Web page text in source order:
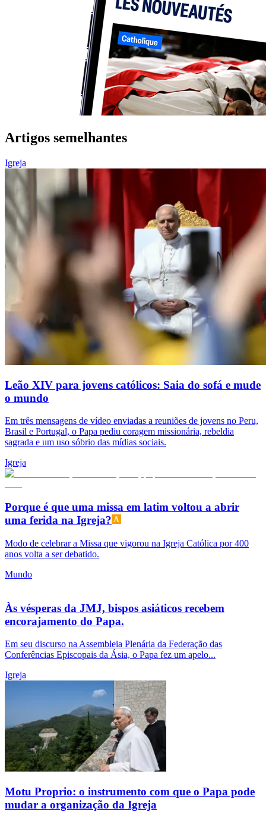
Artigos semelhantes
Igreja
Leão XIV para jovens católicos: Saia do sofá e mude
o mundo
Em três mensagens de vídeo enviadas a reuniões de jovens no Peru,
Brasil e Portugal, o Papa pediu coragem missionária, rebeldia
sagrada e um uso sóbrio das mídias sociais.
Igreja
Porque é que uma missa em latim voltou a abrir
uma ferida na Igreja?
Modo de celebrar a Missa que vigorou na Igreja Católica por 400
anos volta a ser debatido.
Mundo
Às vésperas da JMJ, bispos asiáticos recebem
encorajamento do Papa.
Em seu discurso na Assembleia Plenária da Federação das
Conferências Episcopais da Ásia, o Papa fez um apelo...
Igreja
Motu Proprio: o instrumento com que o Papa pode
mudar a organização da Igreja